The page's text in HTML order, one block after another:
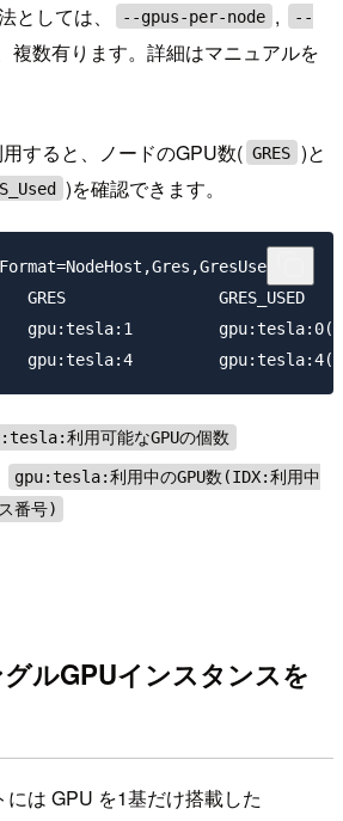
としては、 --gpus-per-node ,
--
複数有ります。詳細はマニュアルを
すると、ノードのGPU数( GRES )と
)を確認できます。
GRES                GRES_USED
gpu:tesla:1
利用可能なGPUの個数
gpu:tesla:利用中のGPU数(IDX:利用中
番号)
ルGPUインスタンスを
は GPU を1基だけ搭載した